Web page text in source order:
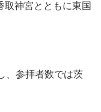
取神宮とともに東国
、参拝者数では茨